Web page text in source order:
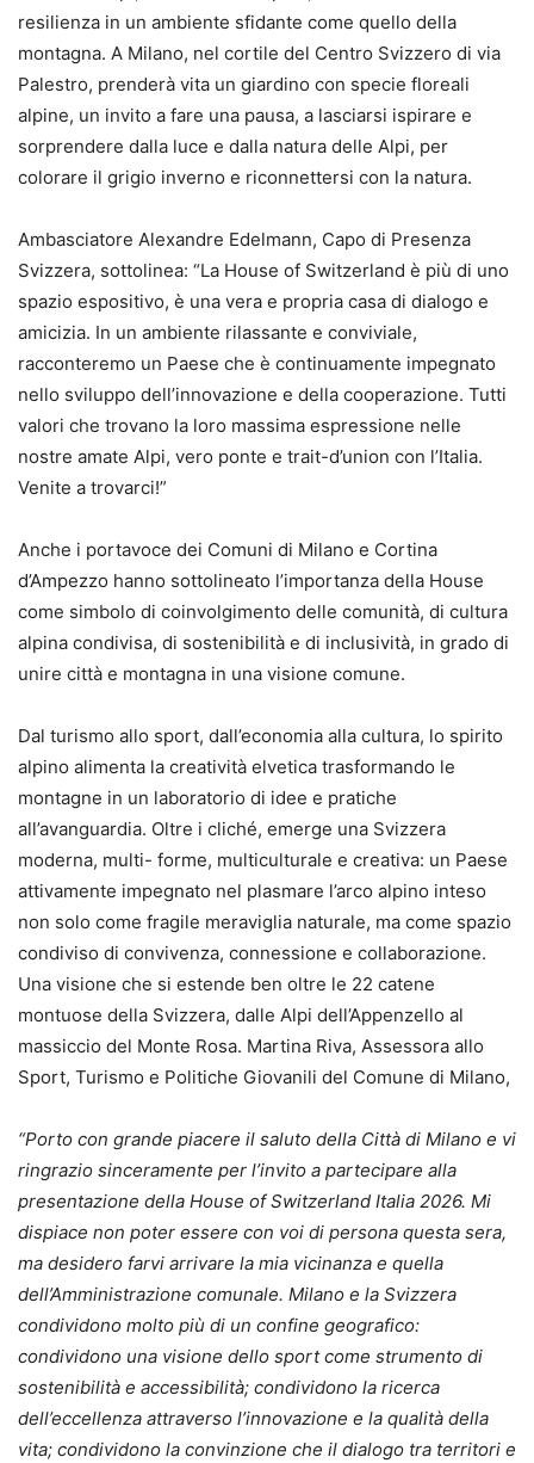
resilienza in un ambiente sfidante come quello della
montagna. A Milano, nel cortile del Centro Svizzero di via
Palestro, prenderà vita un giardino con specie floreali
alpine, un invito a fare una pausa, a lasciarsi ispirare e
sorprendere dalla luce e dalla natura delle Alpi, per
colorare il grigio inverno e riconnettersi con la natura.
Ambasciatore Alexandre Edelmann, Capo di Presenza
Svizzera, sottolinea: “La House of Switzerland è più di uno
spazio espositivo, è una vera e propria casa di dialogo e
amicizia. In un ambiente rilassante e conviviale,
racconteremo un Paese che è continuamente impegnato
nello sviluppo dell’innovazione e della cooperazione. Tutti
valori che trovano la loro massima espressione nelle
nostre amate Alpi, vero ponte e trait-d’union con l’Italia.
Venite a trovarci!”
Anche i portavoce dei Comuni di Milano e Cortina
d’Ampezzo hanno sottolineato l’importanza della House
come simbolo di coinvolgimento delle comunità, di cultura
alpina condivisa, di sostenibilità e di inclusività, in grado di
unire città e montagna in una visione comune.
Dal turismo allo sport, dall’economia alla cultura, lo spirito
alpino alimenta la creatività elvetica trasformando le
montagne in un laboratorio di idee e pratiche
all’avanguardia. Oltre i cliché, emerge una Svizzera
moderna, multi- forme, multiculturale e creativa: un Paese
attivamente impegnato nel plasmare l’arco alpino inteso
non solo come fragile meraviglia naturale, ma come spazio
condiviso di convivenza, connessione e collaborazione.
Una visione che si estende ben oltre le 22 catene
montuose della Svizzera, dalle Alpi dell’Appenzello al
massiccio del Monte Rosa. Martina Riva, Assessora allo
Sport, Turismo e Politiche Giovanili del Comune di Milano,
“Porto con grande piacere il saluto della Città di Milano e vi
ringrazio sinceramente per l’invito a partecipare alla
presentazione della House of Switzerland Italia 2026. Mi
dispiace non poter essere con voi di persona questa sera,
ma desidero farvi arrivare la mia vicinanza e quella
dell’Amministrazione comunale. Milano e la Svizzera
condividono molto più di un confine geografico:
condividono una visione dello sport come strumento di
sostenibilità e accessibilità; condividono la ricerca
dell’eccellenza attraverso l’innovazione e la qualità della
vita; condividono la convinzione che il dialogo tra territori e